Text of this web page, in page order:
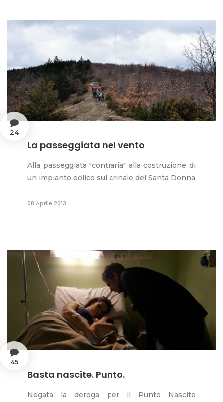
24
La passeggiata nel vento
Alla passeggiata "contraria" alla costruzione di
un impianto eolico sul crinale del Santa Donna
08 Aprile 2013
45
Basta nascite. Punto.
Negata la deroga per il Punto Nascite